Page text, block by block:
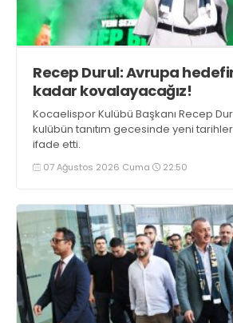
Recep Durul: Avrupa
kadar kovalayacağız!
Kocaelispor Kulübü Başkanı Recep
kulübün tanıtım gecesinde yeni
ifade etti.
07 Ağustos 2026 Cuma 22:50